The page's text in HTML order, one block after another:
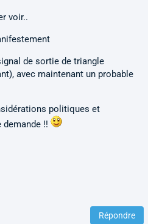
voir..
de sortie de triangle
avec maintenant un probable
politiques et
!!
Répondre